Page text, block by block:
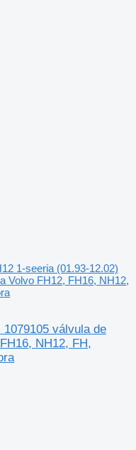
1-seeria (01.93-12.02)
Volvo FH12, FH16, NH12,
válvula de
NH12, FH,